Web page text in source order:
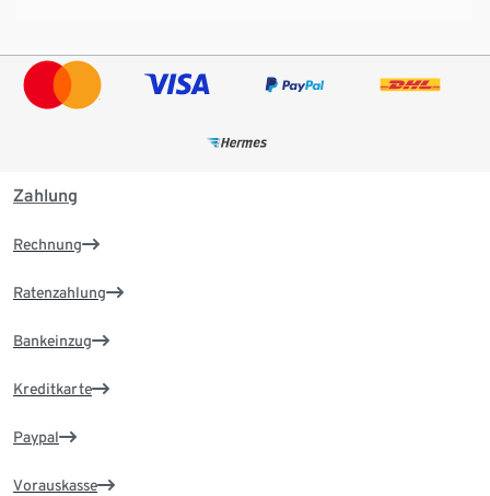
Zahlung
Rechnung
Ratenzahlung
Bankeinzug
Kreditkarte
Paypal
Vorauskasse